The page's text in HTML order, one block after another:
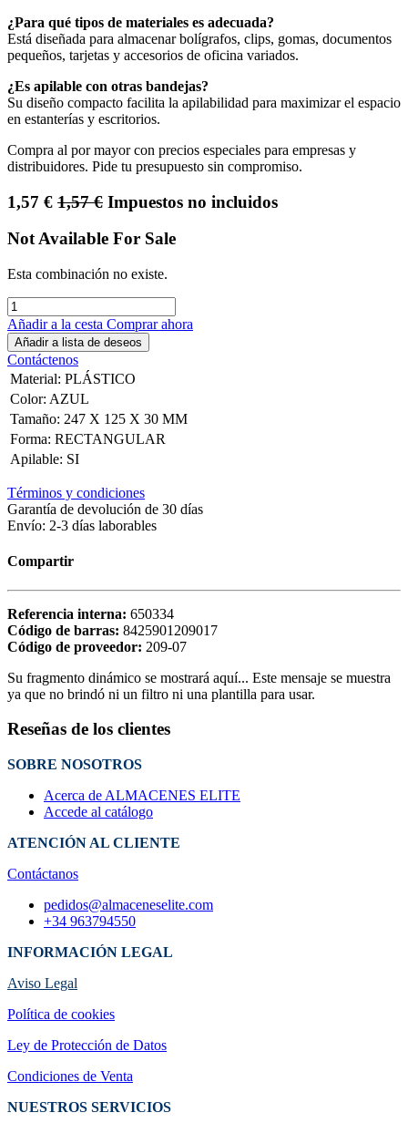
¿Para qué tipos de materiales es adecuada?
Está diseñada para almacenar bolígrafos, clips, gomas, documentos
pequeños, tarjetas y accesorios de oficina variados.
¿Es apilable con otras bandejas?
Su diseño compacto facilita la apilabilidad para maximizar el espacio
en estanterías y escritorios.
Compra al por mayor con precios especiales para empresas y
distribuidores. Pide tu presupuesto sin compromiso.
1,57 € 1,57€ Impuestos no incluidos
Not Available For Sale
Esta combinación no existe.
Añadir a la cesta Comprar ahora
Añadir a lista de deseos
Contáctenos
Material: PLÁSTICO
Color: AZUL
Tamaño: 247 X 125 X 30 MM
Forma: RECTANGULAR
Apilable: SI
Términos y condiciones
Garantía de devolución de 30 días
Envío: 2-3 días laborables
Compartir
Referencia interna: 650334
Código de barras: 8425901209017
Código de proveedor: 209-07
Su fragmento dinámico se mostrará aquí... Este mensaje se muestra
ya que no brindó ni un filtro ni una plantilla para usar.
Reseñas de los clientes
SOBRE NOSOTROS
Acerca de ALMACENES ELITE
Accede al catálogo
ATENCIÓN AL CLIENTE
Contáctanos
pedidos@almaceneselite.com
+34 963794550
INFORMACIÓN LEGAL
Aviso Legal
Política de cookies
Ley de Protección de Datos
Condiciones de Venta
NUESTROS SERVICIOS